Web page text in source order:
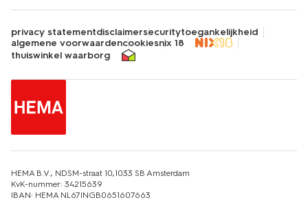
privacy statementdisclaimersecuritytoegankelijkheid
algemene voorwaardencookiesnix 18
thuiswinkel waarborg
HEMA B.V., NDSM-straat 10,1033 SB Amsterdam
KvK-nummer: 34215639
IBAN: HEMA NL67INGB0651607663